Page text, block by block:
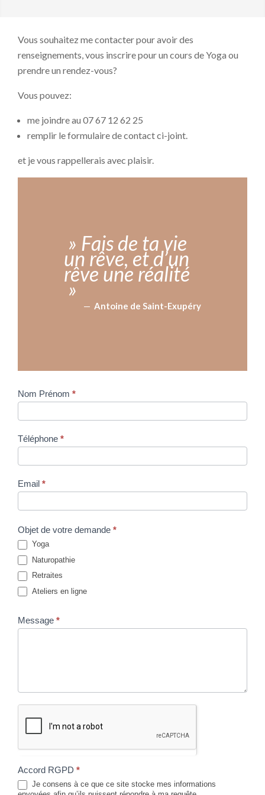
Vous souhaitez me contacter pour avoir des
renseignements, vous inscrire pour un cours de Yoga ou
prendre un rendez-vous?
Vous pouvez:
me joindre au 07 67 12 62 25
remplir le formulaire de contact ci-joint.
et je vous rappellerais avec plaisir.
» Fais de ta vie
un rêve, et d’un
rêve une réalité
»
Antoine de Saint-Exupéry
M
o
a
e
r
Nom Prénom *
Téléphone *
Email *
Objet de votre demande *
Yoga
Naturopathie
Retraites
Ateliers en ligne
Message *
Accord RGPD *
Je consens à ce que ce site stocke mes informations